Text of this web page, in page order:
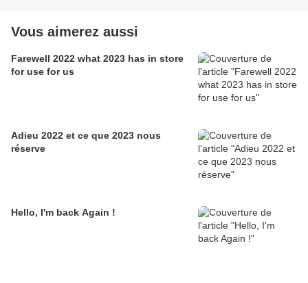
Vous aimerez aussi
Farewell 2022 what 2023 has in store
for use for us
Adieu 2022 et ce que 2023 nous
réserve
Hello, I'm back Again !